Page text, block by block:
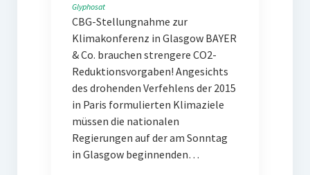
Glyphosat
CBG-Stellungnahme zur
Klimakonferenz in Glasgow BAYER
& Co. brauchen strengere CO2-
Reduktionsvorgaben! Angesichts
des drohenden Verfehlens der 2015
in Paris formulierten Klimaziele
müssen die nationalen
Regierungen auf der am Sonntag
in Glasgow beginnenden…